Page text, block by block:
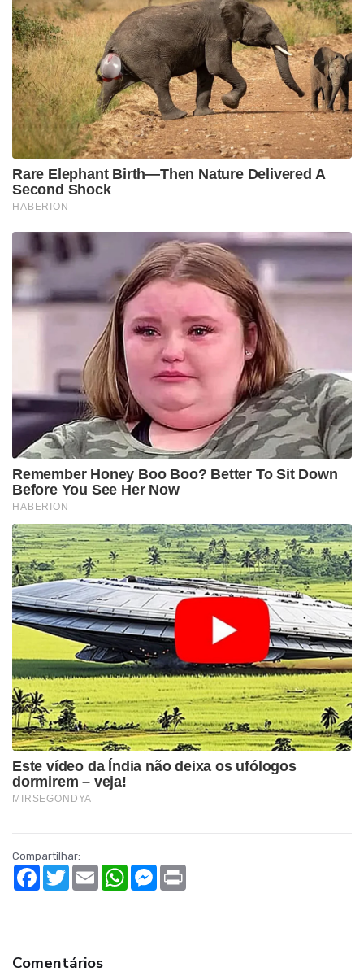
Compartilhar:
Facebook
TwitterEmail WhatsAppMessenger
Comentários